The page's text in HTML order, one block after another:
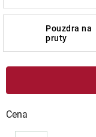
pouzdra na
pruty
Cena
V
p
i